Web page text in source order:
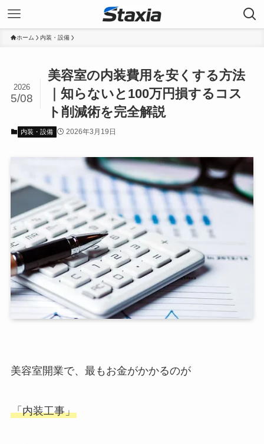
ホーム 内装・設備
美容室の内装費用を安くする方法
｜知らないと100万円損するコス
ト削減術を完全解説
2026
5/08
内装・設備 2026年3月19日
美容室開業で、最もお金がかかるのが
「内装工事」